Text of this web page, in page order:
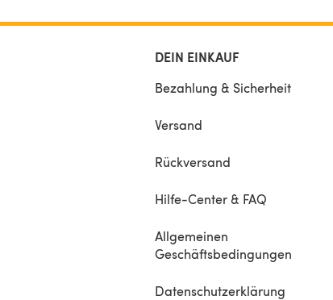
DEIN EINKAUF
Bezahlung & Sicherheit
Versand
Rückversand
Hilfe-Center & FAQ
Allgemeinen
Geschäftsbedingungen
Datenschutzerklärung